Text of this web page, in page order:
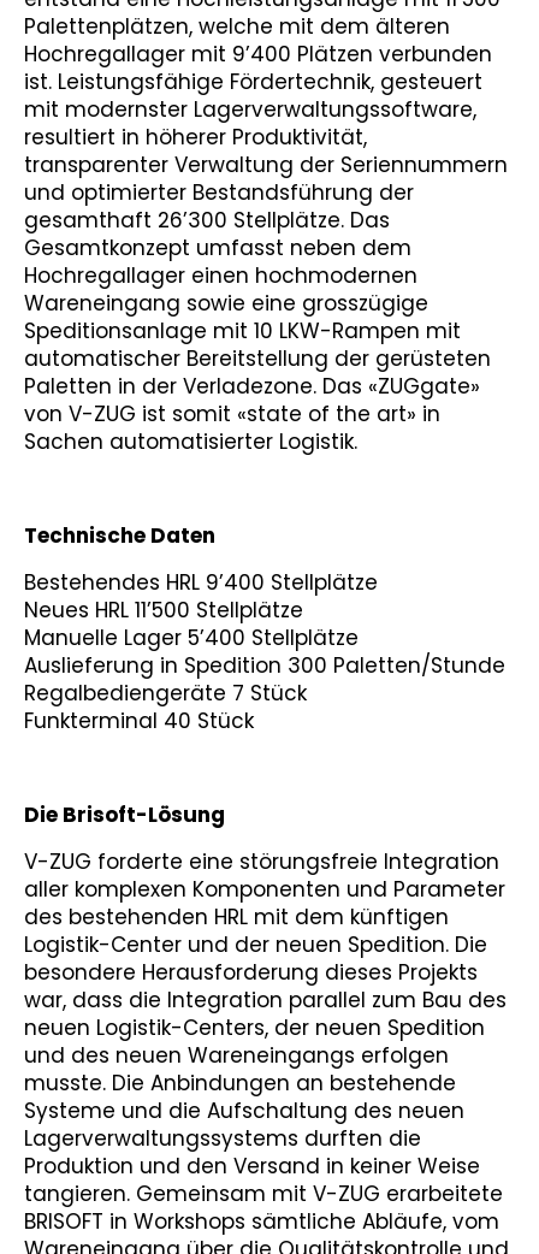
Palettenplätzen, welche mit dem älteren
Hochregallager mit 9’400 Plätzen verbunden
ist. Leistungsfähige Fördertechnik, gesteuert
mit modernster Lagerverwaltungssoftware,
resultiert in höherer Produktivität,
transparenter Verwaltung der Seriennummern
und optimierter Bestandsführung der
gesamthaft 26’300 Stellplätze. Das
Gesamtkonzept umfasst neben dem
Hochregallager einen hochmodernen
Wareneingang sowie eine grosszügige
Speditionsanlage mit 10 LKW-Rampen mit
automatischer Bereitstellung der gerüsteten
Paletten in der Verladezone. Das «ZUGgate»
von V-ZUG ist somit «state of the art» in
Sachen automatisierter Logistik.
Technische Daten
Bestehendes HRL 9’400 Stellplätze
Neues HRL 11’500 Stellplätze
Manuelle Lager 5’400 Stellplätze
Auslieferung in Spedition 300 Paletten/Stunde
Regalbediengeräte 7 Stück
Funkterminal 40 Stück
Die Brisoft-Lösung
V-ZUG forderte eine störungsfreie Integration
aller komplexen Komponenten und Parameter
des bestehenden HRL mit dem künftigen
Logistik-Center und der neuen Spedition. Die
besondere Herausforderung dieses Projekts
war, dass die Integration parallel zum Bau des
neuen Logistik-Centers, der neuen Spedition
und des neuen Wareneingangs erfolgen
musste. Die Anbindungen an bestehende
Systeme und die Aufschaltung des neuen
Lagerverwaltungssystems durften die
Produktion und den Versand in keiner Weise
tangieren. Gemeinsam mit V-ZUG erarbeitete
BRISOFT in Workshops sämtliche Abläufe, vom